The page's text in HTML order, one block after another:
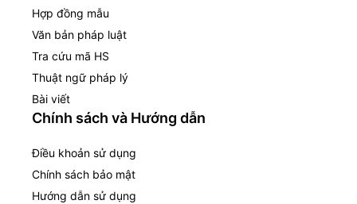
Hợp đồng mẫu
Văn bản pháp luật
Tra cứu mã HS
Thuật ngữ pháp lý
Bài viết
Chính sách và Hướng dẫn
Điều khoản sử dụng
Chính sách bảo mật
Hướng dẫn sử dụng